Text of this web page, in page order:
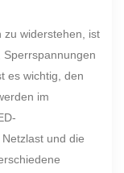
zu widerstehen, ist
es wichtig, den
im
und die